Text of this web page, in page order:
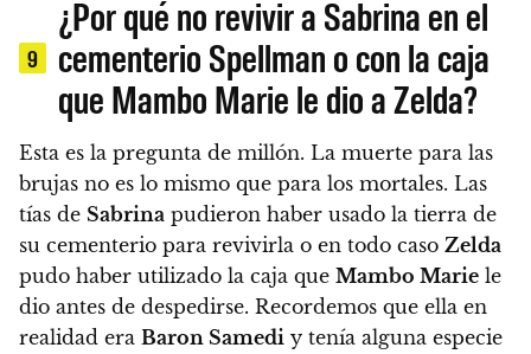
9
¿Por qué no revivir a Sabrina en el
cementerio Spellman o con la caja
que Mambo Marie le dio a Zelda?
Esta es la pregunta de millón. La muerte para las
brujas no es lo mismo que para los mortales. Las
tías de Sabrina pudieron haber usado la tierra de
su cementerio para revivirla o en todo caso Zelda
pudo haber utilizado la caja que Mambo Marie le
dio antes de despedirse. Recordemos que ella en
realidad era Baron Samedi y tenía alguna especie